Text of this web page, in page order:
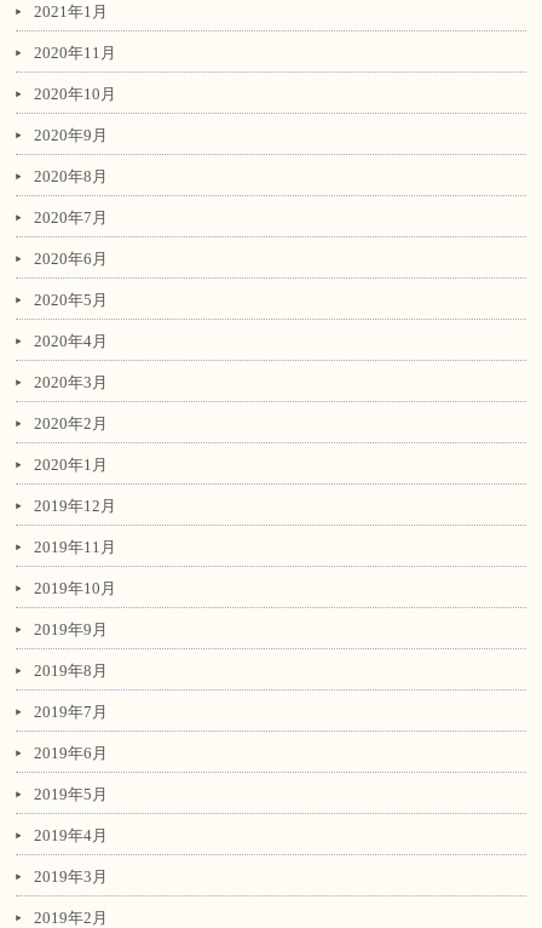
2021年1月
2020年11月
2020年10月
2020年9月
2020年8月
2020年7月
2020年6月
2020年5月
2020年4月
2020年3月
2020年2月
2020年1月
2019年12月
2019年11月
2019年10月
2019年9月
2019年8月
2019年7月
2019年6月
2019年5月
2019年4月
2019年3月
2019年2月